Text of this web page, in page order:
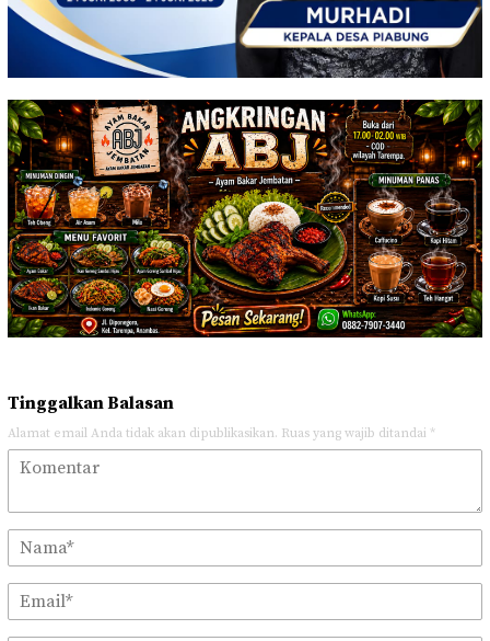
Tinggalkan Balasan
Alamat email Anda tidak akan dipublikasikan. Ruas yang wajib ditandai *